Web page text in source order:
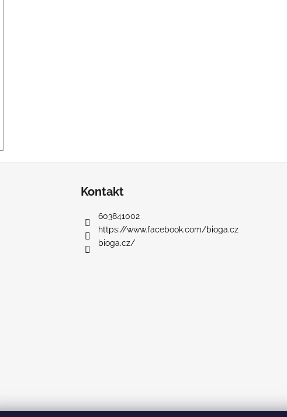
Kontakt
603841002
https://www.facebook.com/bioga.cz
bioga.cz/